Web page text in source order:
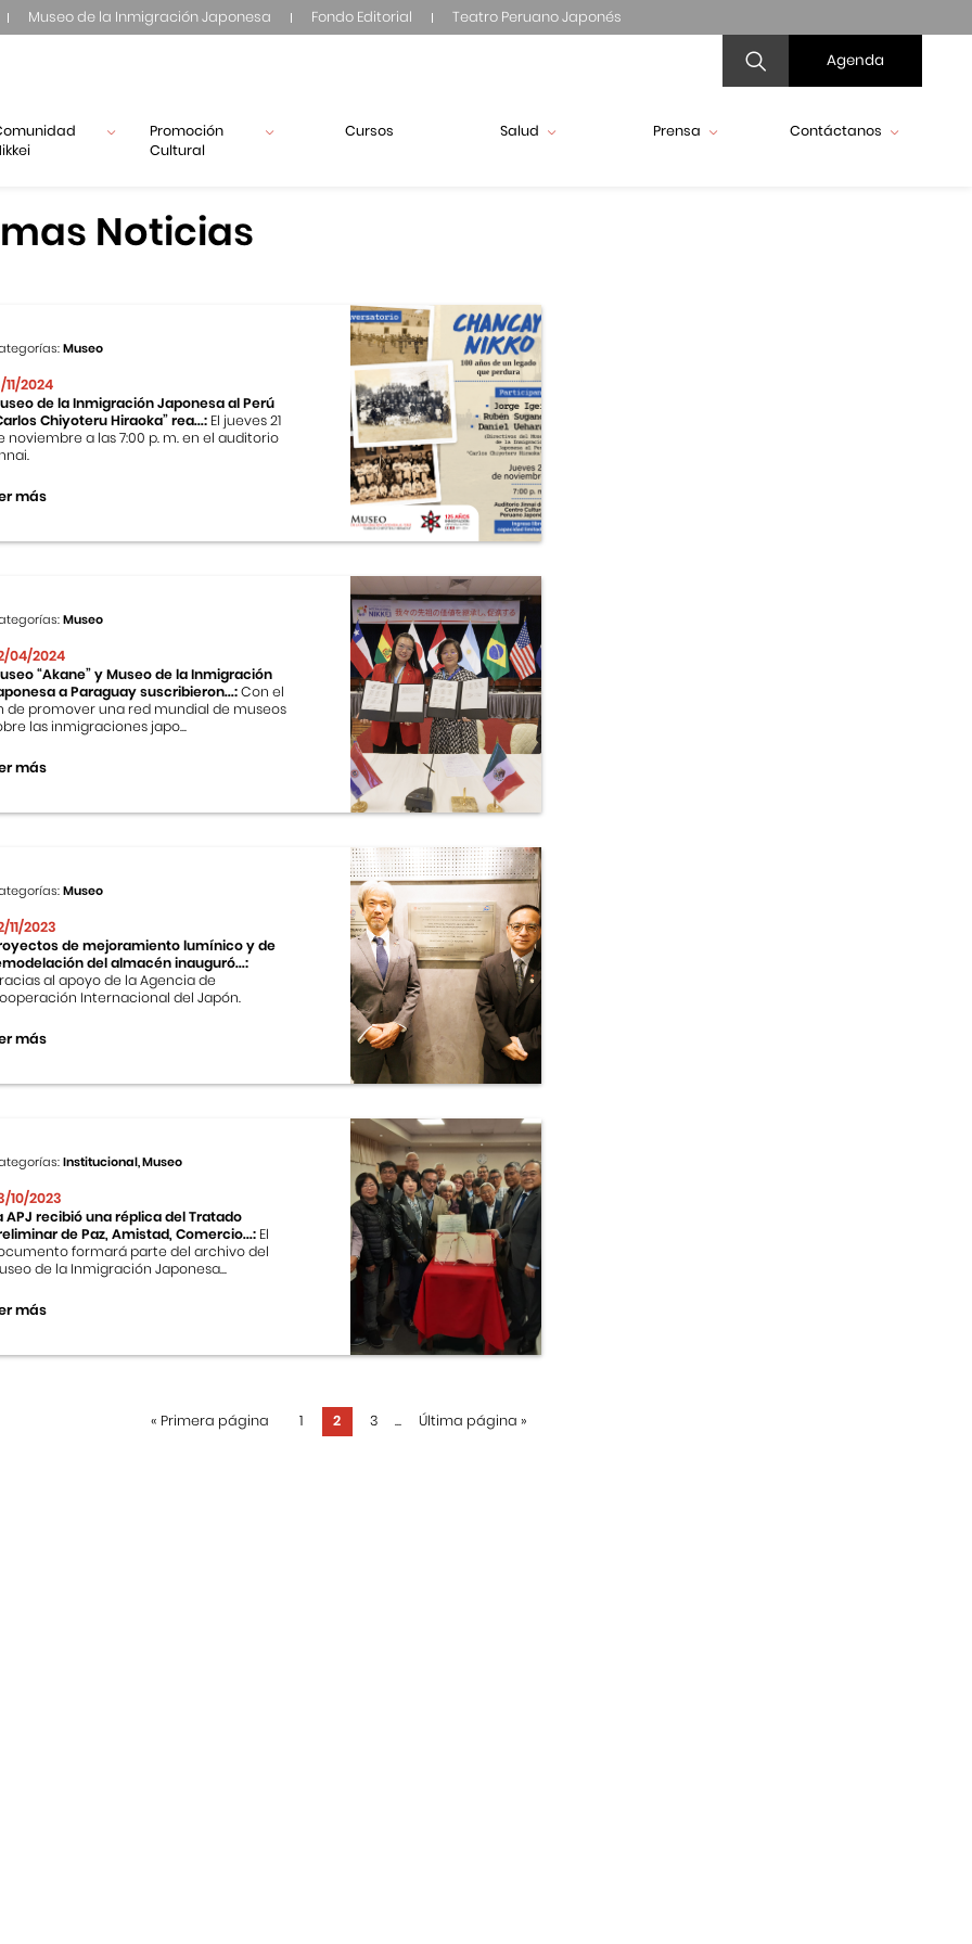
Museo de la Inmigración Japonesa Fondo Editorial Teatro Peruano Japonés
Agenda
Promoción
Cultural
Cursos Salud Prensa Contáctanos
Noticias
Museo
11/2024
de la Inmigración Japonesa al Perú
Chiyoteru Hiraoka” rea...: El jueves 21
noviembre a las 7:00 p. m. en el auditorio
más
Museo
04/2024
“Akane” y Museo de la Inmigración
a Paraguay suscribieron...:Con el
de promover una red mundial de museos
las inmigraciones japo...
más
Museo
11/2023
de mejoramiento lumínico y de
del almacén inauguró...:
al apoyo de la Agencia de
Internacional del Japón.
más
Institucional, Museo
10/2023
APJ recibió una réplica del Tratado
de Paz, Amistad, Comercio...: El
formará parte del archivo del
de la Inmigración Japonesa...
más
« Primera página 1 2 3 ... Última página »